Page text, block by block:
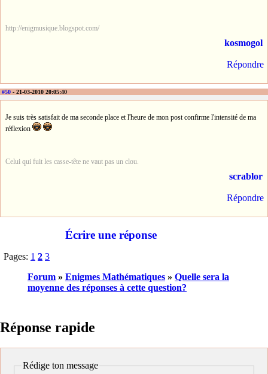
http://enigmusique.blogspot.com/
kosmogol
Répondre
#50 - 21-03-2010 20:05:40
Je suis très satisfait de ma seconde place et l'heure de mon post confirme l'intensité de ma
réflexion
Celui qui fuit les casse-tête ne vaut pas un clou.
scrablor
Répondre
Écrire une réponse
Pages: 1 2 3
Forum » Enigmes Mathématiques » Quelle sera la
moyenne des réponses à cette question?
Réponse rapide
Rédige ton message